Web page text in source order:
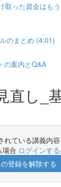
取った資金はも
のまとめ (4:01)
の案内とQ&A
直し_
れている講義内容
場合 ログインす
登録を解除する